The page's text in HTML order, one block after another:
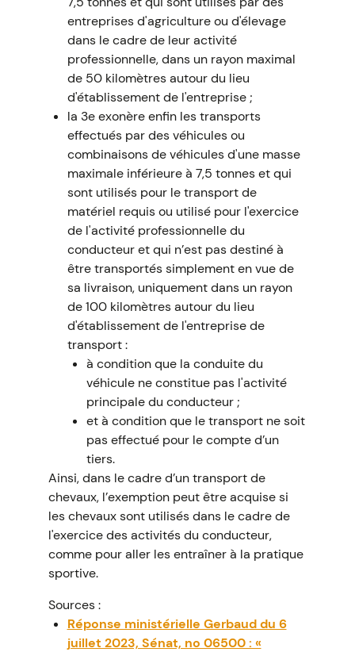
entreprises d'agriculture ou d'élevage
dans le cadre de leur activité
professionnelle, dans un rayon maximal
de 50 kilomètres autour du lieu
d'établissement de l'entreprise ;
la 3e exonère enfin les transports
effectués par des véhicules ou
combinaisons de véhicules d'une masse
maximale inférieure à 7,5 tonnes et qui
sont utilisés pour le transport de
matériel requis ou utilisé pour l'exercice
de l'activité professionnelle du
conducteur et qui n’est pas destiné à
être transportés simplement en vue de
sa livraison, uniquement dans un rayon
de 100 kilomètres autour du lieu
d'établissement de l'entreprise de
transport :
à condition que la conduite du
véhicule ne constitue pas l'activité
principale du conducteur ;
et à condition que le transport ne soit
pas effectué pour le compte d’un
tiers.
Ainsi, dans le cadre d’un transport de
chevaux, l’exemption peut être acquise si
les chevaux sont utilisés dans le cadre de
l'exercice des activités du conducteur,
comme pour aller les entraîner à la pratique
sportive.
Sources :
Réponse ministérielle Gerbaud du 6
juillet 2023, Sénat, no 06500 : «